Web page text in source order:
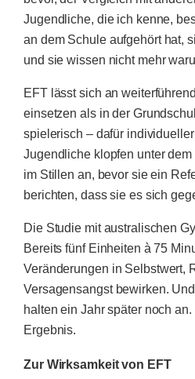
Jugendliche, die ich kenne,
an dem Schule aufgehört hat,
und sie wissen nicht mehr
EFT lässt sich an
einsetzen als in der
spielerisch – dafür
Jugendliche klopfen unter
im Stillen an, bevor sie ein
berichten, dass sie es sich
Die Studie mit australischen
Bereits fünf Einheiten à 75
Veränderungen in Selbstwert,
Versagensangst bewirken.
halten ein Jahr später noch
Ergebnis.
Zur Wirksamkeit von EFT